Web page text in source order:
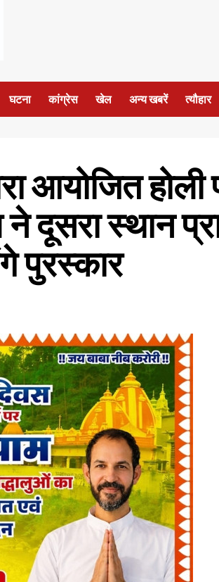
घटना कांग्रेस खेल अन्य खबरें त्यौहार
आयोजित होली
दूसरा स्थान
पुरस्कार